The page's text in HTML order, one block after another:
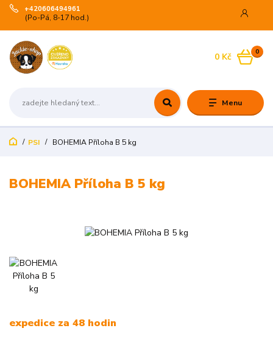
Menu
+420606494961
(Po-Pá, 8-17 hod.)
0
0 Kč
PSI BOHEMIA Příloha B 5 kg
BOHEMIA Příloha B 5 kg
expedice za 48 hodin